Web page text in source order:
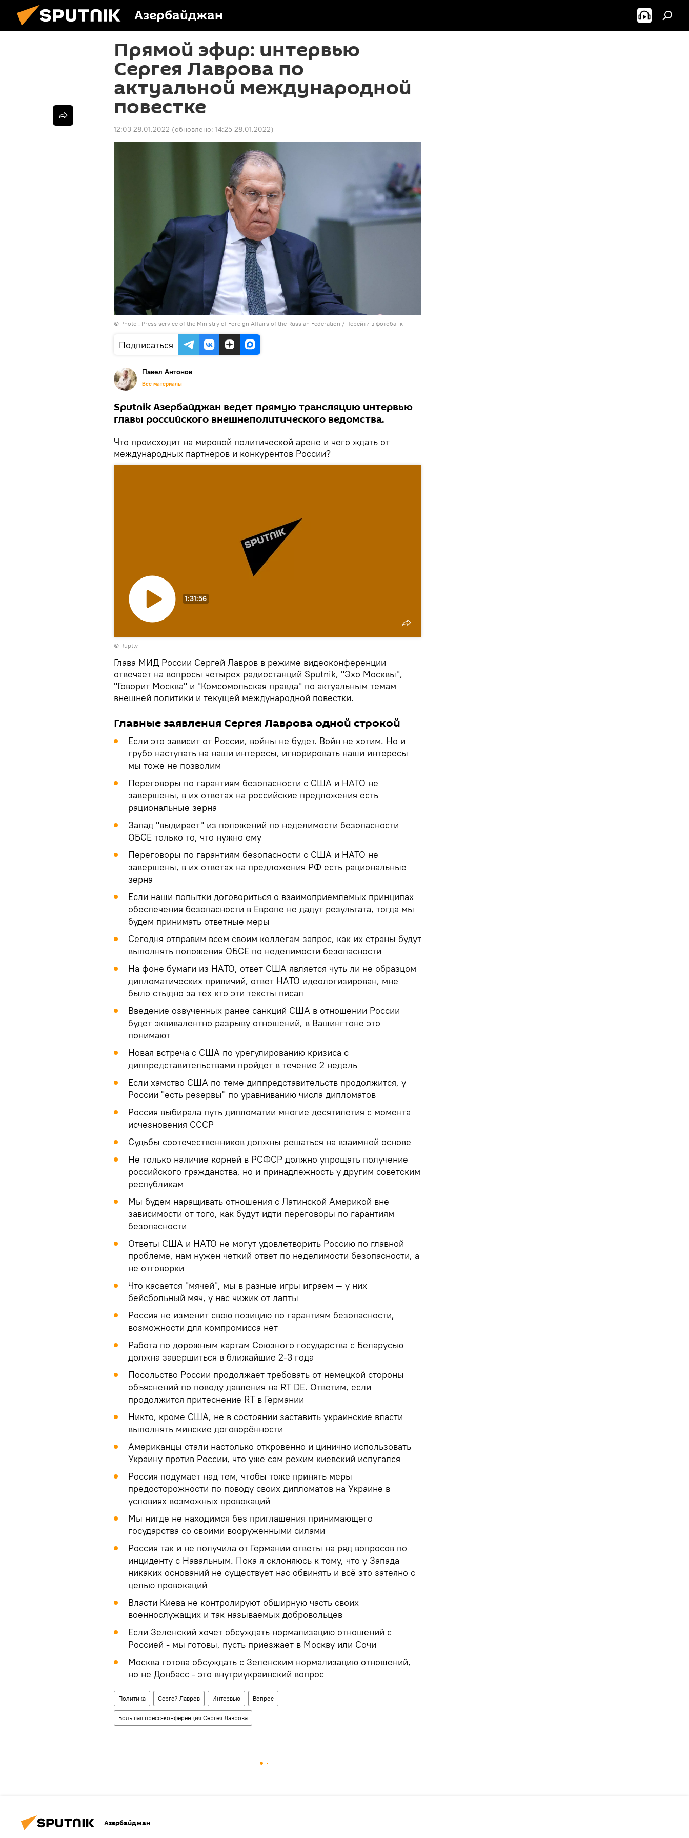
Азербайджан
Прямой эфир: интервью
Сергея Лаврова по
актуальной международной
повестке
12:03 28.01.2022 (обновлено: 14:25 28.01.2022)
© Photo : Press service of the Ministry of Foreign Affairs of the Russian Federation / Перейти в фотобанк
Подписаться
Павел Антонов
Все материалы
Sputnik Азербайджан ведет прямую трансляцию интервью
главы российского внешнеполитического ведомства.
Что происходит на мировой политической арене и чего ждать от
международных партнеров и конкурентов России?
Воспроизвести
1:31:56
© Ruptly
Глава МИД России Сергей Лавров в режиме видеоконференции
отвечает на вопросы четырех радиостанций Sputnik, "Эхо Москвы",
"Говорит Москва" и "Комсомольская правда" по актуальным темам
внешней политики и текущей международной повестки.
Главные заявления Сергея Лаврова одной строкой
Если это зависит от России, войны не будет. Войн не хотим. Но и
грубо наступать на наши интересы, игнорировать наши интересы
мы тоже не позволим
Переговоры по гарантиям безопасности с США и НАТО не
завершены, в их ответах на российские предложения есть
рациональные зерна
Запад "выдирает" из положений по неделимости безопасности
ОБСЕ только то, что нужно ему
Переговоры по гарантиям безопасности с США и НАТО не
завершены, в их ответах на предложения РФ есть рациональные
зерна
Если наши попытки договориться о взаимоприемлемых принципах
обеспечения безопасности в Европе не дадут результата, тогда мы
будем принимать ответные меры
Сегодня отправим всем своим коллегам запрос, как их страны будут
выполнять положения ОБСЕ по неделимости безопасности
На фоне бумаги из НАТО, ответ США является чуть ли не образцом
дипломатических приличий, ответ НАТО идеологизирован, мне
было стыдно за тех кто эти тексты писал
Введение озвученных ранее санкций США в отношении России
будет эквивалентно разрыву отношений, в Вашингтоне это
понимают
Новая встреча с США по урегулированию кризиса с
диппредставительствами пройдет в течение 2 недель
Если хамство США по теме диппредставительств продолжится, у
России "есть резервы" по уравниванию числа дипломатов
Россия выбирала путь дипломатии многие десятилетия с момента
исчезновения СССР
Судьбы соотечественников должны решаться на взаимной основе
Не только наличие корней в РСФСР должно упрощать получение
российского гражданства, но и принадлежность у другим советским
республикам
Мы будем наращивать отношения с Латинской Америкой вне
зависимости от того, как будут идти переговоры по гарантиям
безопасности
Ответы США и НАТО не могут удовлетворить Россию по главной
проблеме, нам нужен четкий ответ по неделимости безопасности, а
не отговорки
Что касается "мячей", мы в разные игры играем — у них
бейсбольный мяч, у нас чижик от лапты
Россия не изменит свою позицию по гарантиям безопасности,
возможности для компромисса нет
Работа по дорожным картам Союзного государства с Беларусью
должна завершиться в ближайшие 2-3 года
Посольство России продолжает требовать от немецкой стороны
объяснений по поводу давления на RT DE. Ответим, если
продолжится притеснение RT в Германии
Никто, кроме США, не в состоянии заставить украинские власти
выполнять минские договорённости
Американцы стали настолько откровенно и цинично использовать
Украину против России, что уже сам режим киевский испугался
Россия подумает над тем, чтобы тоже принять меры
предосторожности по поводу своих дипломатов на Украине в
условиях возможных провокаций
Мы нигде не находимся без приглашения принимающего
государства со своими вооруженными силами
Россия так и не получила от Германии ответы на ряд вопросов по
инциденту с Навальным. Пока я склоняюсь к тому, что у Запада
никаких оснований не существует нас обвинять и всё это затеяно с
целью провокаций
Власти Киева не контролируют обширную часть своих
военнослужащих и так называемых добровольцев
Если Зеленский хочет обсуждать нормализацию отношений с
Россией - мы готовы, пусть приезжает в Москву или Сочи
Москва готова обсуждать с Зеленским нормализацию отношений,
но не Донбасс - это внутриукраинский вопрос
Политика Сергей Лавров Интервью Вопрос
Большая пресс-конференция Сергея Лаврова
Азербайджан